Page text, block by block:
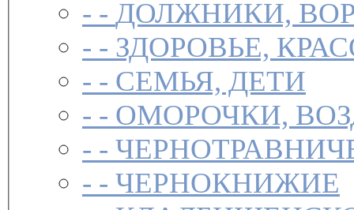
- - ДОЛЖНИКИ,
- - ЗДОРОВЬЕ,
- - СЕМЬЯ, ДЕТИ
- - ОМОРОЧКИ,
- -
- - ЧЕРНОКНИЖИЕ